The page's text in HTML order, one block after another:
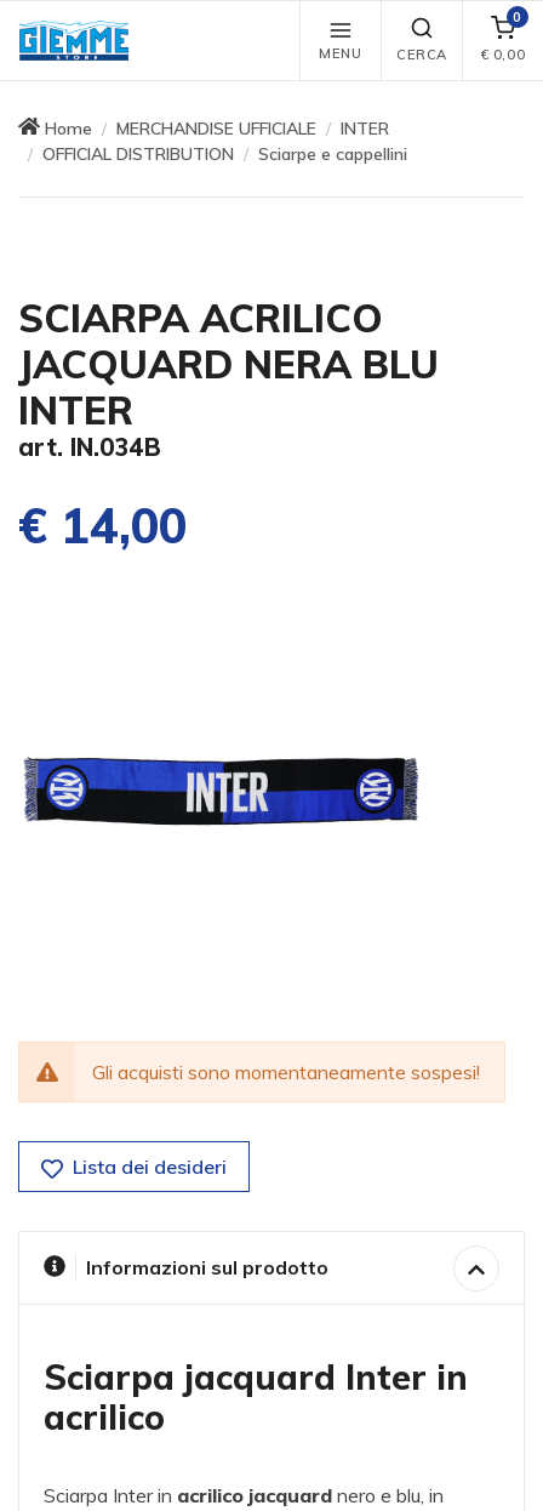
MENU CERCA
0
€ 0,00
Home MERCHANDISE UFFICIALE
INTER
OFFICIAL DISTRIBUTION
Sciarpe e cappellini
SCIARPA ACRILICO
JACQUARD NERA BLU
INTER
art. IN.034B
€ 14,00
Gli acquisti sono momentaneamente sospesi!
Lista dei desideri
Informazioni sul prodotto
Sciarpa jacquard Inter in
acrilico
Sciarpa Inter in acrilico jacquard nero e blu, in